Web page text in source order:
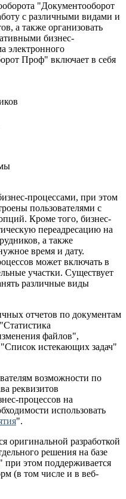
"Документооборот
с различными видами и
а также организовать
бизнес-
электронного
Проф" включает в себя
процессами, при этом
пользователями с
Кроме того, бизнес-
переадресацию на
а также
время и дату.
может включать в
участки. Существует
различные виды
отчетов по документам
файлов",
истекающих задач"
возможности по
реквизитов
процессов на
использовать
".
оригинальной разработкой
решения на базе
" при этом поддерживается
(в том числе и в веб-